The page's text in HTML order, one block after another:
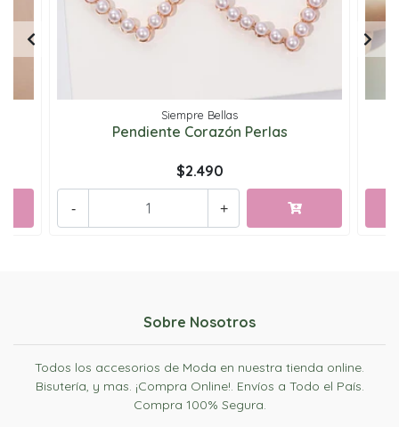
Siempre Bellas
Pendiente Corazón Perlas
$2.490
+
-
Sobre Nosotros
Todos los accesorios de Moda en nuestra tienda online.
Bisutería, y mas. ¡Compra Online!. Envíos a Todo el País.
Compra 100% Segura.